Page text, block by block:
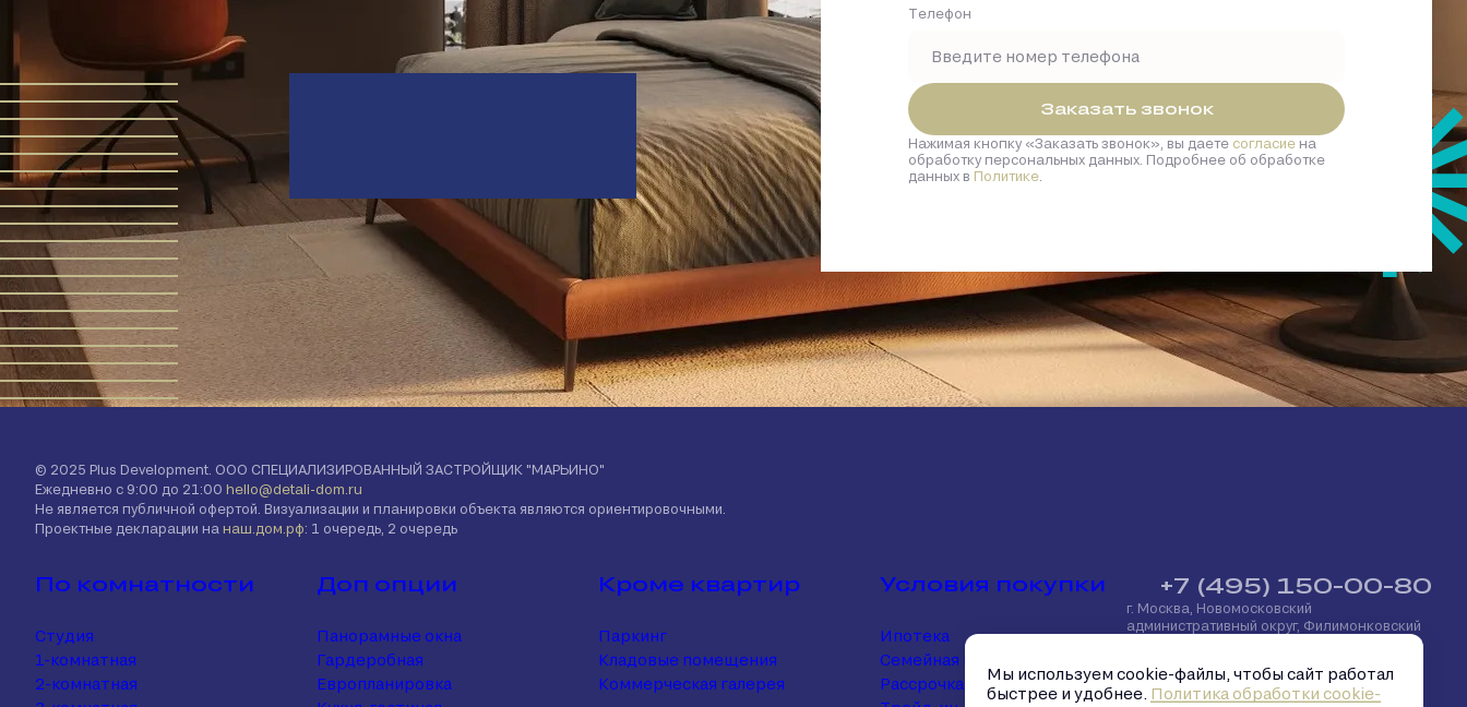
Tелефон
Заказать звонок
Нажимая кнопку Заказать звонок , вы даете согласие на
обработку персональных данных. Подробнее об обработке
данных в Политике
© 2025 Plus Development. ООО СПЕЦИАЛИЗИРОВАННЫЙ ЗАСТРОЙЩИК "МАРЬИНО"
Ежедневно с 9:00 до 21:00 hello@detali-dom.ru
Не является публичной офертой. Визуализации и планировки объекта являются ориентировочными.
Проектные декларации на наш.дом.рф: 1 очередь, 2 очередь
По комнатности
Студия
1-комнатная
2-комнатная
Доп опции
Панорамные окна
Гардеробная
Европланировка
Кроме квартир
Паркинг
Кладовые помещения
Коммерческая галерея
Условия покупки
Ипотека
Семейная ипотека
Рассрочка
+7 (495) 150-00-80
г. Москва, Новомосковский
административный округ, Филимонковский
Мы используем cookie-файлы, чтобы сайт работал
быстрее и удобнее. Политика обработки cookie-